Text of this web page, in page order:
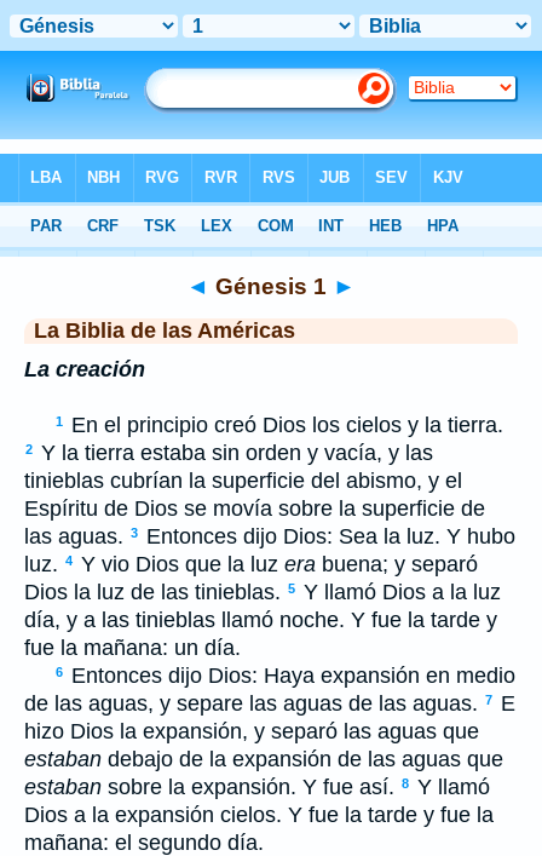
>LBLA > Génesis 1
◄ Génesis 1 ►
La Biblia de las Américas
La creación
1 En el principio creó Dios los cielos y la tierra.
2 Y la tierra estaba sin orden y vacía, y las
tinieblas cubrían la superficie del abismo, y el
Espíritu de Dios se movía sobre la superficie de
las aguas. 3
Entonces dijo Dios: Sea la luz. Y hubo
luz. 4 Y vio Dios que la luz era buena; y separó
Dios la luz de las tinieblas. 5 Y llamó Dios a la luz
día, y a las tinieblas llamó noche. Y fue la tarde y
fue la mañana: un día.
6
Entonces dijo Dios: Haya expansión en medio
de las aguas, y separe las aguas de las aguas. 7
E
hizo Dios la expansión, y separó las aguas que
estaban debajo de la expansión de las aguas que
estaban sobre la expansión. Y fue así. 8 Y llamó
Dios a la expansión cielos. Y fue la tarde y fue la
mañana: el segundo día.